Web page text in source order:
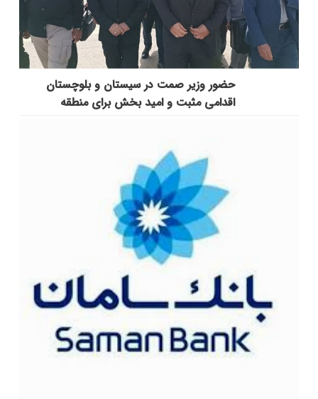
حضور وزیر صمت در سیستان و بلوچستان
اقدامی مثبت و امید بخش برای منطقه